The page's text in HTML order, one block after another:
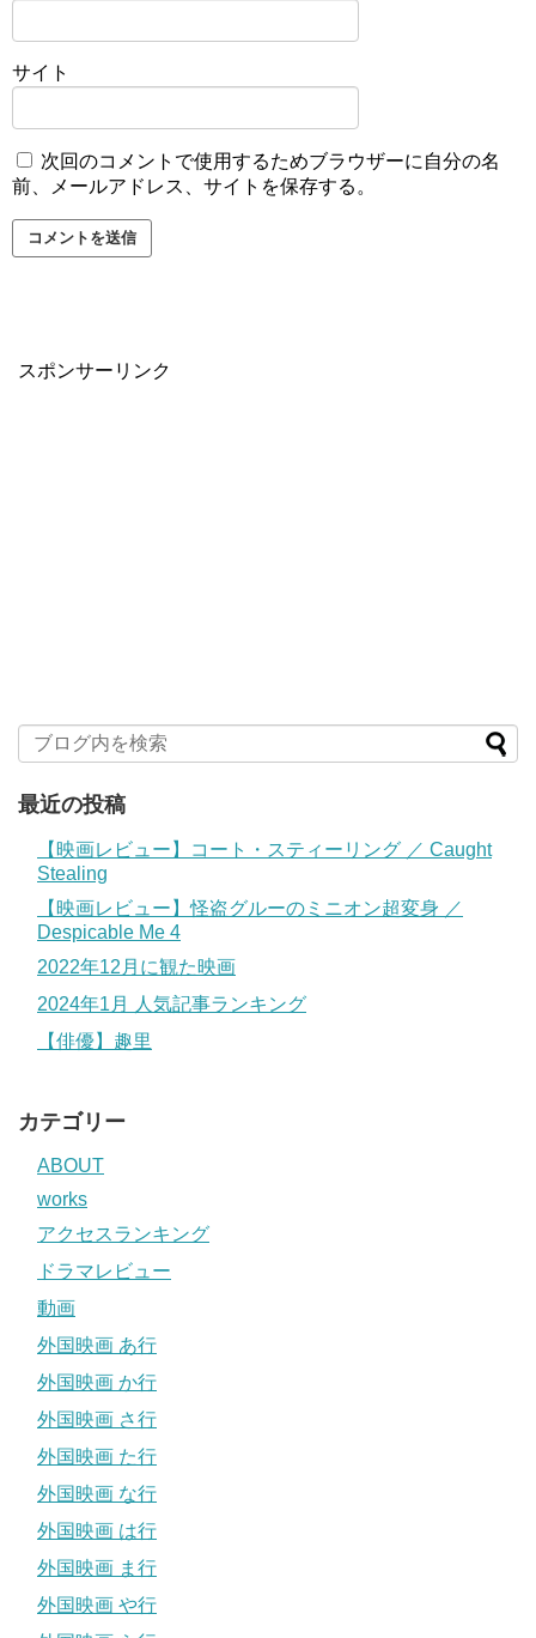
サイト
次回のコメントで使用するためブラウザーに自分の名
前、メールアドレス、サイトを保存する。
スポンサーリンク
最近の投稿
【映画レビュー】コート・スティーリング ／ Caught
Stealing
【映画レビュー】怪盗グルーのミニオン超変身 ／
Despicable Me 4
2022年12月に観た映画
2024年1月 人気記事ランキング
【俳優】趣里
カテゴリー
ABOUT
works
アクセスランキング
ドラマレビュー
動画
外国映画 あ行
外国映画 か行
外国映画 さ行
外国映画 た行
外国映画 な行
外国映画 は行
外国映画 ま行
外国映画 や行